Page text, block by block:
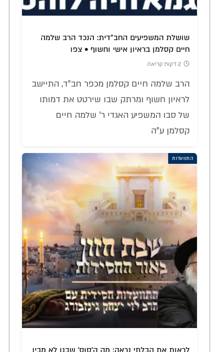
שושלת המשפיעים החב"דית: הנכד הרב שלמה
חיים קסלמן בראיון אישי וחשוף • צפו
2 דקות קריאה
הרב שלמה חיים קסלמן מכפר חב"ד, התיישב
לראיון חשוף ומרתק שבו שירטט את דמותו
של סבו המשפיע האגדי ר' שלמה חיים
קסלמן ע"ה
התוועדות